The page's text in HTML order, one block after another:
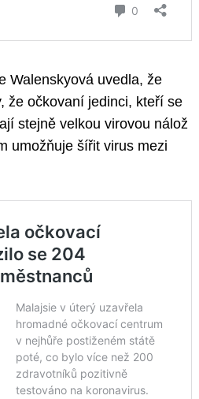
Walenskyová uvedla, že
že očkovaní jedinci, kteří se
stejně velkou virovou nálož
umožňuje šířit virus mezi